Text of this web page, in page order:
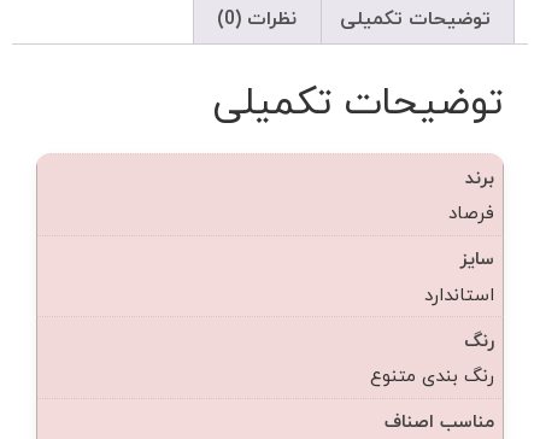
توضیحات تکمیلی نظرات (0)
توضیحات تکمیلی
برند
فرصاد
سایز
استاندارد
رنگ
رنگ بندی متنوع
مناسب اصناف